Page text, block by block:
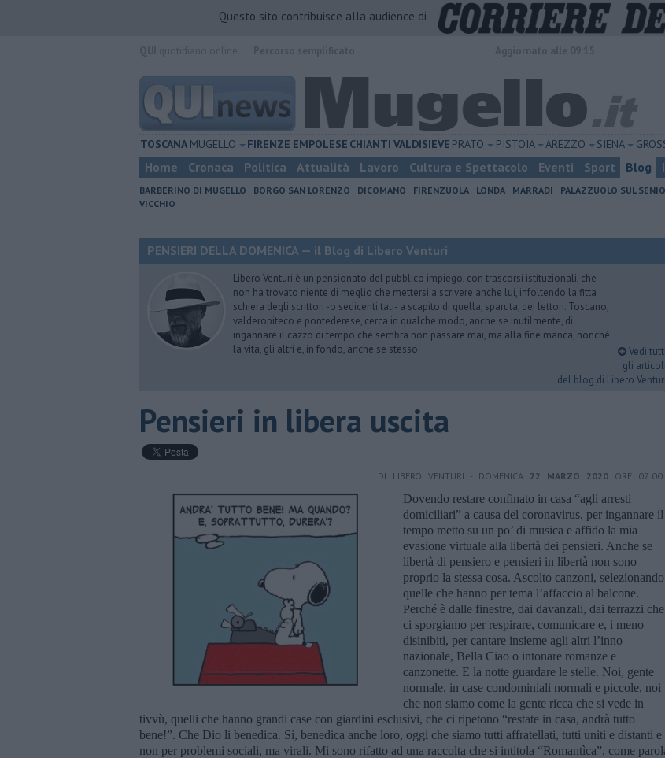
Questo sito contribuisce alla audience di
TOSCANA MUGELLO FIRENZE EMPOLESE CHIANTI VALDISIEVE PRATO PISTOIA AREZZO SIENA
Home Cronaca Politica Attualità Lavoro Cultura e Spettacolo Eventi Sport Blog
BARBERINO DI MUGELLO BORGO SAN LORENZO DICOMANO FIRENZUOLA LONDA MARRADI PALAZZUOLO SUL SENIO
VICCHIO
PENSIERI DELLA DOMENICA — il Blog di Libero Venturi
Libero Venturi è un pensionato del pubblico impiego, con trascorsi istituzionali, che
non ha trovato niente di meglio che mettersi a scrivere anche lui, infoltendo la fitta
schiera degli scrittori -o sedicenti tali- a scapito di quella, sparuta, dei lettori. Toscano,
valderopiteco e pontederese, cerca in qualche modo, anche se inutilmente, di
ingannare il cazzo di tempo che sembra non passare mai, ma alla fine manca, nonché
la vita, gli altri e, in fondo, anche se stesso.
Vedi tutti
gli articoli
del blog di Libero Venturi
​Pensieri in libera uscita
DI LIBERO VENTURI - DOMENICA 22 MARZO 2020 ORE 07:00
Dovendo restare confinato in casa “agli arresti
domiciliari” a causa del coronavirus, per ingannare il
tempo metto su un po’ di musica e affido la mia
evasione virtuale alla libertà dei pensieri. Anche se
libertà di pensiero e pensieri in libertà non sono
proprio la stessa cosa. Ascolto canzoni, selezionando
quelle che hanno per tema l’affaccio al balcone.
Perché è dalle finestre, dai davanzali, dai terrazzi che
ci sporgiamo per respirare, comunicare e, i meno
disinibiti, per cantare insieme agli altri l’inno
nazionale, Bella Ciao o intonare romanze e
canzonette. E la notte guardare le stelle. Noi, gente
normale, in case condominiali normali e piccole, noi
che non siamo come la gente ricca che si vede in
tivvù, quelli che hanno grandi case con giardini esclusivi, che ci ripetono “restate in casa, andrà tutto
bene!”. Che Dio li benedica. Sì, benedica anche loro, oggi che siamo tutti affratellati, tutti uniti e distanti e
non per problemi sociali, ma virali. Mi sono rifatto ad una raccolta che si intitola “Romantìca”, come